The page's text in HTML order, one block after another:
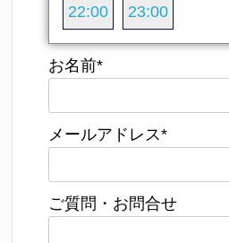
22:00 23:00
お名前*
メールアドレス*
ご質問・お問合せ